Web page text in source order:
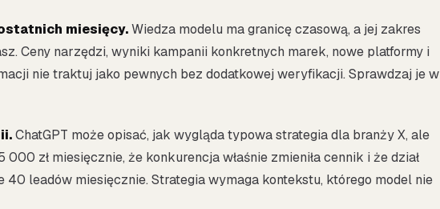
miesięcy.Wiedza modelu ma granicę czasową, a jej zakres
Ceny narzędzi, wyniki kampanii konkretnych marek, nowe platformy i
nie traktuj jako pewnych bez dodatkowej weryfikacji. Sprawdzaj je w
ChatGPT może opisać, jak wygląda typowa strategia dla branży X, ale
zł miesięcznie, że konkurencja właśnie zmieniła cennik i że dział
40 leadów miesięcznie. Strategia wymaga kontekstu, którego model nie